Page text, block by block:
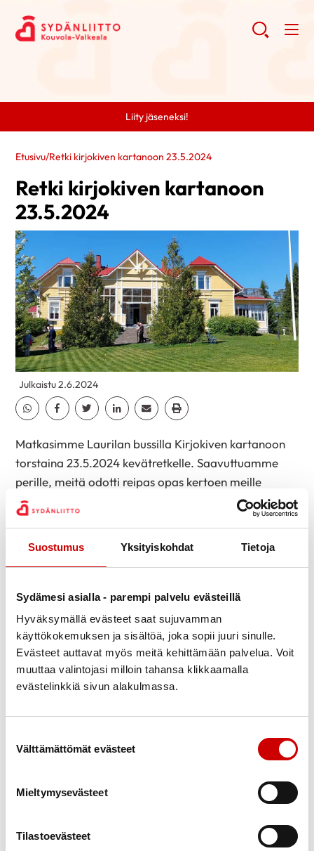
Suostumus Yksityiskohdat Tietoja
Sydämesi asialla - parempi palvelu evästeillä
Hyväksymällä evästeet saat sujuvamman
käyttökokemuksen ja sisältöä, joka sopii juuri sinulle.
Evästeet auttavat myös meitä kehittämään palvelua. Voit
muuttaa valintojasi milloin tahansa klikkaamalla
evästelinkkiä sivun alakulmassa.
Välttämättömät evästeet
Mieltymysevästeet
Tilastoevästeet
Liity jäseneksi!
Etusivu/Retki kirjokiven kartanoon 23.5.2024
Retki kirjokiven kartanoon
23.5.2024
Julkaistu 2.6.2024
Jaa Whatsapp
Jaa Facebook
Jaa TwitterJaa Linkedin
Jaa EmailJaa Print
Matkasimme Laurilan bussilla Kirjokiven kartanoon
torstaina 23.5.2024 kevätretkelle. Saavuttuamme
perille, meitä odotti reipas opas kertoen meille
kartanon kiinnostavasta historiasta ja nykypäivästä.
Esittelykierroksen jälkeen söimme maittavan lounaan
harrastuksien pariin. Osa meistä pelasi Mölkkyä, osa
kävivät uimassakin. Paljon oli myös niitä, jotka
halusivat osallistua tietokilpailuihin. Voittajat
palkittiin, mutta osallistumisen ilo taisi olla paras
palkinto. Päivän päätteeksi palasimme tyytyväisinä
Kouvolaan.